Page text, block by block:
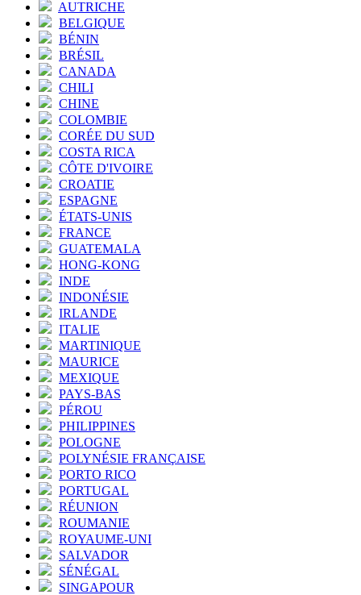
AUTRICHE
BELGIQUE
BÉNIN
BRÉSIL
CANADA
CHILI
CHINE
COLOMBIE
CORÉE DU SUD
COSTA RICA
CÔTE D'IVOIRE
CROATIE
ESPAGNE
ÉTATS-UNIS
FRANCE
GUATEMALA
HONG-KONG
INDE
INDONÉSIE
IRLANDE
ITALIE
MARTINIQUE
MAURICE
MEXIQUE
PAYS-BAS
PÉROU
PHILIPPINES
POLOGNE
POLYNÉSIE FRANÇAISE
PORTO RICO
PORTUGAL
RÉUNION
ROUMANIE
ROYAUME-UNI
SALVADOR
SÉNÉGAL
SINGAPOUR